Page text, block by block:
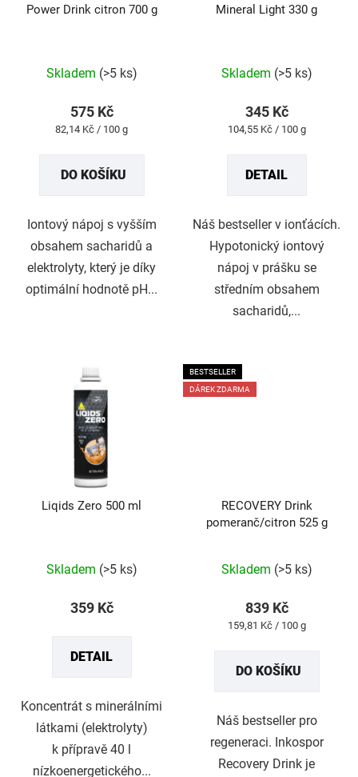
Power Drink citron 700 g
hodnocení
je
5
Skladem (>5 ks)
575 Kč
Měrná
82,14 Kč / 100 g
DO KOŠÍKU
Iontový nápoj s vyšším
obsahem sacharidů a
elektrolyty, který je díky
optimální hodnotě pH...
Mineral Light 330 g
hodnocení
je
5
Skladem (>5 ks)
345 Kč
Měrná
104,55 Kč / 100 g
DETAIL
Náš bestseller v ionťácích.
Hypotonický iontový
nápoj v prášku se
středním obsahem
sacharidů,...
Liqids Zero 500 ml
hodnocení
je
z
hvězdiček.
Skladem (>5 ks)
359 Kč
DETAIL
Koncentrát s minerálními
látkami (elektrolyty)
k přípravě 40 l
nízkoenergetického...
BESTSELLER
DÁREK ZDARMA
RECOVERY Drink
pomeranč/citron 525 g
hodnocení
je
5
Skladem (>5 ks)
839 Kč
Měrná
159,81 Kč / 100 g
DO KOŠÍKU
Náš bestseller pro
regeneraci. Inkospor
Recovery Drink je